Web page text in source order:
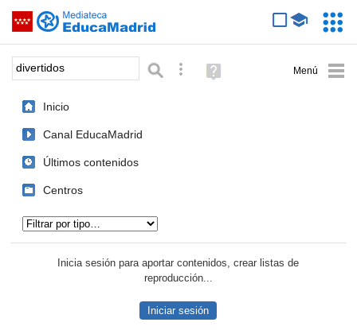
Saltar navegación
Palabra o frase: Búsqueda avanzada
Ayuda
(en
Inicio
Canal EducaMadrid
Últimos contenidos
Centros
Inicia sesión para aportar contenidos, crear listas de
reproducción...
Iniciar sesión